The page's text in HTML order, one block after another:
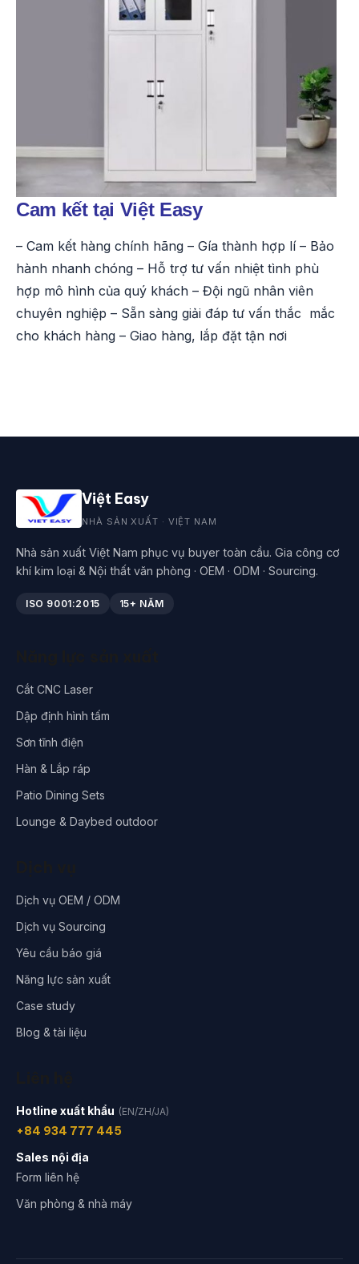
Cam kết tại Việt Easy
– Cam kết hàng chính hãng – Gía thành hợp lí – Bảo
hành nhanh chóng – Hỗ trợ tư vấn nhiệt tình phù
hợp mô hình của quý khách – Đội ngũ nhân viên
chuyên nghiệp – Sẵn sàng giải đáp tư vấn thắc mắc
cho khách hàng – Giao hàng, lắp đặt tận nơi
Việt Easy
NHÀ SẢN XUẤT · VIỆT NAM
Nhà sản xuất Việt Nam phục vụ buyer toàn cầu. Gia công cơ
khí kim loại & Nội thất văn phòng · OEM · ODM · Sourcing.
ISO 9001:2015 15+ NĂM
Cắt CNC Laser
Dập định hình tấm
Sơn tĩnh điện
Hàn & Lắp ráp
Patio Dining Sets
Lounge & Daybed outdoor
Dịch vụ OEM / ODM
Dịch vụ Sourcing
Yêu cầu báo giá
Năng lực sản xuất
Case study
Blog & tài liệu
Hotline xuất khẩu (EN/ZH/JA)
+84 934 777 445
Sales nội địa
Form liên hệ
Văn phòng & nhà máy